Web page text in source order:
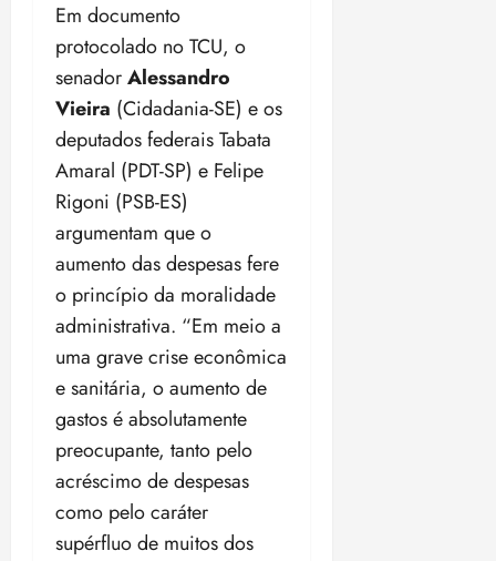
Em documento
protocolado no TCU, o
senadorAlessandro
Vieira (Cidadania-SE) e os
deputados federais Tabata
Amaral (PDT-SP) e Felipe
Rigoni (PSB-ES)
argumentam que o
aumento das despesas fere
o princípio da moralidade
administrativa. “Em meio a
uma grave crise econômica
e sanitária, o aumento de
gastos é absolutamente
preocupante, tanto pelo
acréscimo de despesas
como pelo caráter
supérfluo de muitos dos